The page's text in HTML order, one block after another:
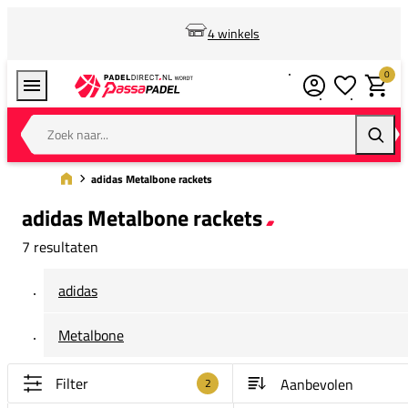
4 winkels
Zoek naar...
0
adidas Metalbone rackets
adidas Metalbone rackets
7 resultaten
adidas
Metalbone
Filter 2